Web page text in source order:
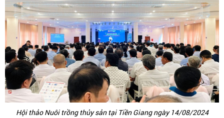
Hội thảo Nuôi trồng thủy sản tại Tiền Giang ngày 14/08/2024